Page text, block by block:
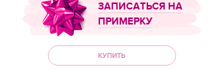
ЗАПИСАТЬСЯ НА
ПРИМЕРКУ
КУПИТЬ